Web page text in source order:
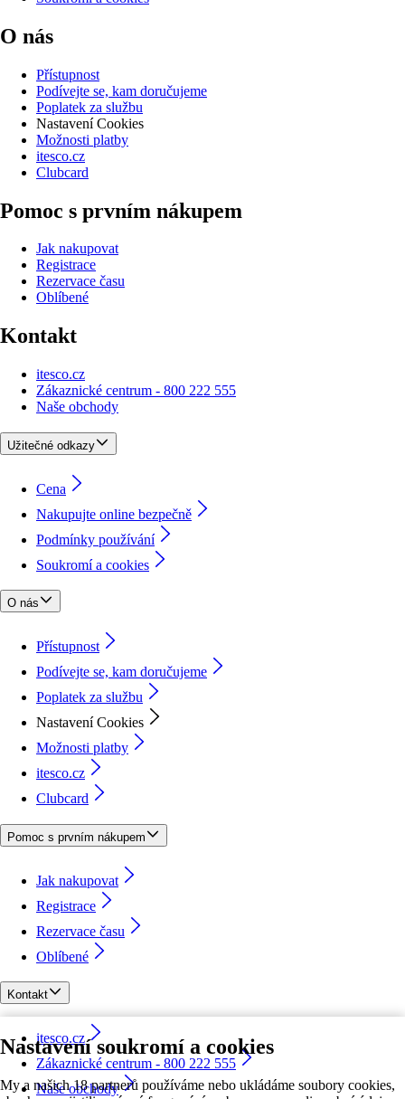
Nastavení soukromí a cookies
My a našich 18 partnerů používáme nebo ukládáme soubory cookies,
O nás
Přístupnost
Podívejte se, kam doručujeme
Poplatek za službu
Nastavení Cookies
Možnosti platby
itesco.cz
Clubcard
Pomoc s prvním nákupem
Jak nakupovat
Registrace
Rezervace času
Oblíbené
Kontakt
itesco.cz
Zákaznické centrum - 800 222 555
Naše obchody
Užitečné odkazy
Cena
Nakupujte online bezpečně
Podmínky používání
Soukromí a cookies
O nás
Přístupnost
Podívejte se, kam doručujeme
Poplatek za službu
Nastavení Cookies
Možnosti platby
itesco.cz
Clubcard
Pomoc s prvním nákupem
Jak nakupovat
Registrace
Rezervace času
Oblíbené
Kontakt
itesco.cz
Zákaznické centrum - 800 222 555
Naše obchody